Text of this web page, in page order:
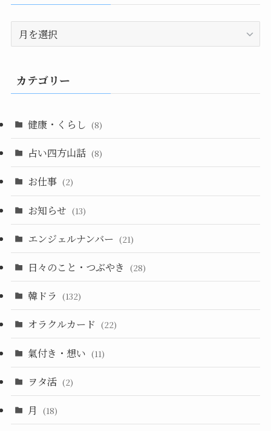
ー
ブ
カテゴリー
健康・くらし (8)
占い四方山話 (8)
お仕事 (2)
お知らせ (13)
エンジェルナンバー (21)
日々のこと・つぶやき (28)
韓ドラ (132)
オラクルカード (22)
氣付き・想い (11)
ヲタ活 (2)
月 (18)